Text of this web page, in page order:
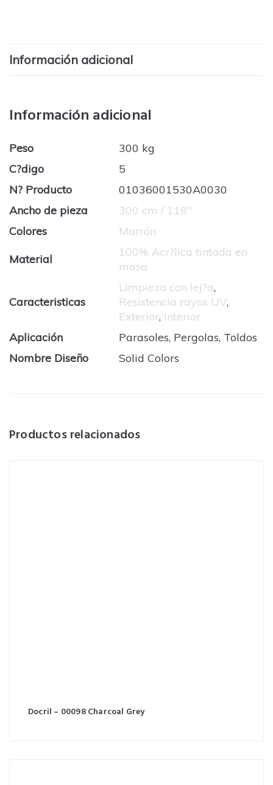
Información adicional
Información adicional
Peso
300 kg
C?digo
5
N? Producto
01036001530A0030
Ancho de pieza
300 cm / 118''
Colores
Marrón
Material
100% Acr?lica tintada en
masa
Caracteristicas
Limpieza con lej?a,
Resistencia rayos UV,
Exterior, Interior
Aplicación
Parasoles, Pergolas, Toldos
Nombre Diseño
Solid Colors
Productos relacionados
Docril – 00098 Charcoal Grey